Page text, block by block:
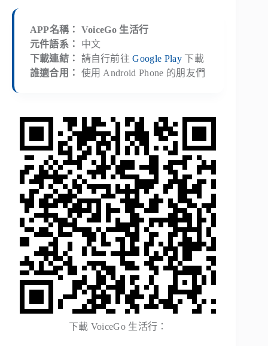
APP名稱： VoiceGo 生活行
元件語系： 中文
下載連結： 請自行前往Google Play下載
誰適合用： 使用 Android Phone 的朋友們
下載 VoiceGo 生活行：